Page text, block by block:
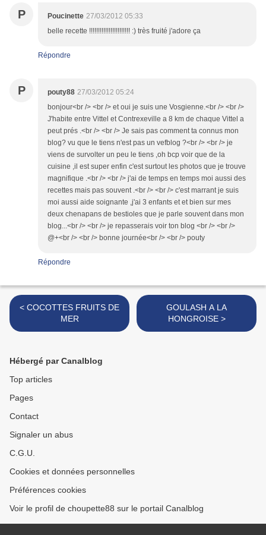
P Poucinette 27/03/2012 05:33
belle recette !!!!!!!!!!!!!!!!!!!!!!! :) très fruité j'adore ça
Répondre
P pouty88 27/03/2012 05:24
bonjour<br /> <br /> et oui je suis une Vosgienne.<br /> <br />
J'habite entre Vittel et Contrexeville a 8 km de chaque Vittel a
peut prés .<br /> <br /> Je sais pas comment ta connus mon
blog? vu que le tiens n'est pas un vefblog ?<br /> <br /> je
viens de survolter un peu le tiens ,oh bcp voir que de la
cuisine ,il est super enfin c'est surtout les photos que je trouve
magnifique .<br /> <br /> j'ai de temps en temps moi aussi des
recettes mais pas souvent .<br /> <br /> c'est marrant je suis
moi aussi aide soignante ,j'ai 3 enfants et et bien sur mes
deux chenapans de bestioles que je parle souvent dans mon
blog...<br /> <br /> je repasserais voir ton blog <br /> <br />
@+<br /> <br /> bonne journée<br /> <br /> pouty
Répondre
< COCOTTES FRUITS DE
MER
GOULASH A LA
HONGROISE >
Hébergé par Canalblog
Top articles
Pages
Contact
Signaler un abus
C.G.U.
Cookies et données personnelles
Préférences cookies
Voir le profil de choupette88 sur le portail Canalblog